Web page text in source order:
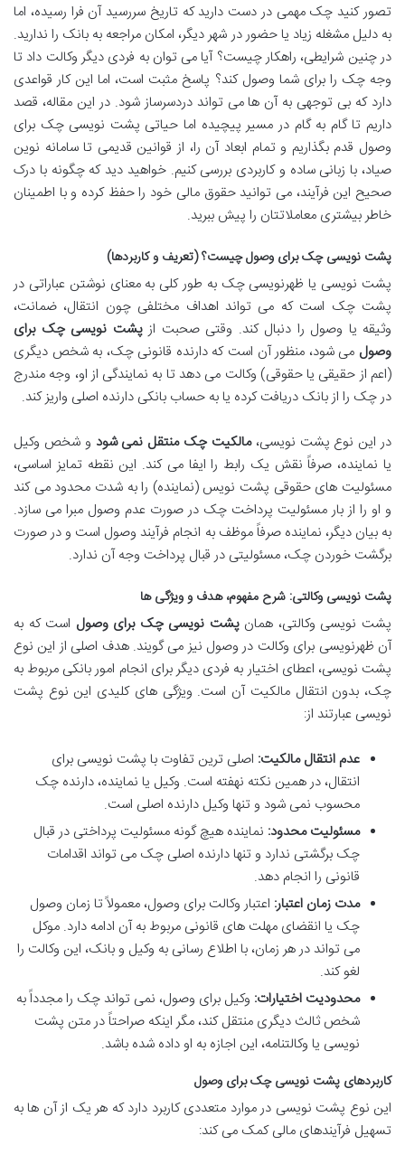
تصور کنید چک مهمی در دست دارید که تاریخ سررسید آن فرا رسیده، اما
به دلیل مشغله زیاد یا حضور در شهر دیگر، امکان مراجعه به بانک را ندارید.
در چنین شرایطی، راهکار چیست؟ آیا می توان به فردی دیگر وکالت داد تا
وجه چک را برای شما وصول کند؟ پاسخ مثبت است، اما این کار قواعدی
دارد که بی توجهی به آن ها می تواند دردسرساز شود. در این مقاله، قصد
داریم تا گام به گام در مسیر پیچیده اما حیاتی پشت نویسی چک برای
وصول قدم بگذاریم و تمام ابعاد آن را، از قوانین قدیمی تا سامانه نوین
صیاد، با زبانی ساده و کاربردی بررسی کنیم. خواهید دید که چگونه با درک
صحیح این فرآیند، می توانید حقوق مالی خود را حفظ کرده و با اطمینان
خاطر بیشتری معاملاتتان را پیش ببرید.
پشت نویسی چک برای وصول چیست؟ (تعریف و کاربردها)
پشت نویسی یا ظهرنویسی چک به طور کلی به معنای نوشتن عباراتی در
پشت چک است که می تواند اهداف مختلفی چون انتقال، ضمانت،
وثیقه یا وصول را دنبال کند. وقتی صحبت ازپشت نویسی چک برای
وصول می شود، منظور آن است که دارنده قانونی چک، به شخص دیگری
(اعم از حقیقی یا حقوقی) وکالت می دهد تا به نمایندگی از او، وجه مندرج
در چک را از بانک دریافت کرده یا به حساب بانکی دارنده اصلی واریز کند.
در این نوع پشت نویسی،مالکیت چک منتقل نمی شود و شخص وکیل
یا نماینده، صرفاً نقش یک رابط را ایفا می کند. این نقطه تمایز اساسی،
مسئولیت های حقوقی پشت نویس (نماینده) را به شدت محدود می کند
و او را از بار مسئولیت پرداخت چک در صورت عدم وصول مبرا می سازد.
به بیان دیگر، نماینده صرفاً موظف به انجام فرآیند وصول است و در صورت
برگشت خوردن چک، مسئولیتی در قبال پرداخت وجه آن ندارد.
پشت نویسی وکالتی: شرح مفهوم، هدف و ویژگی ها
پشت نویسی وکالتی، همانپشت نویسی چک برای وصول است که به
آن ظهرنویسی برای وکالت در وصول نیز می گویند. هدف اصلی از این نوع
پشت نویسی، اعطای اختیار به فردی دیگر برای انجام امور بانکی مربوط به
چک، بدون انتقال مالکیت آن است. ویژگی های کلیدی این نوع پشت
نویسی عبارتند از:
عدم انتقال مالکیت: اصلی ترین تفاوت با پشت نویسی برای
انتقال، در همین نکته نهفته است. وکیل یا نماینده، دارنده چک
محسوب نمی شود و تنها وکیل دارنده اصلی است.
مسئولیت محدود: نماینده هیچ گونه مسئولیت پرداختی در قبال
چک برگشتی ندارد و تنها دارنده اصلی چک می تواند اقدامات
قانونی را انجام دهد.
مدت زمان اعتبار: اعتبار وکالت برای وصول، معمولاً تا زمان وصول
چک یا انقضای مهلت های قانونی مربوط به آن ادامه دارد. موکل
می تواند در هر زمان، با اطلاع رسانی به وکیل و بانک، این وکالت را
لغو کند.
محدودیت اختیارات: وکیل برای وصول، نمی تواند چک را مجدداً به
شخص ثالث دیگری منتقل کند، مگر اینکه صراحتاً در متن پشت
نویسی یا وکالتنامه، این اجازه به او داده شده باشد.
کاربردهای پشت نویسی چک برای وصول
این نوع پشت نویسی در موارد متعددی کاربرد دارد که هر یک از آن ها به
تسهیل فرآیندهای مالی کمک می کند: